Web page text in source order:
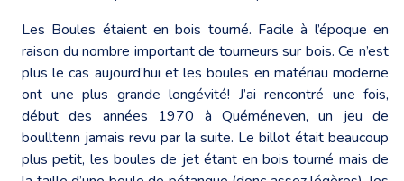
Les Boules étaient en bois tourné. Facile à l’époque en
raison du nombre important de tourneurs sur bois. Ce n’est
plus le cas aujourd’hui et les boules en matériau moderne
ont une plus grande longévité! J’ai rencontré une fois,
début des années 1970 à Quéméneven, un jeu de
boulltenn jamais revu par la suite. Le billot était beaucoup
plus petit, les boules de jet étant en bois tourné mais de